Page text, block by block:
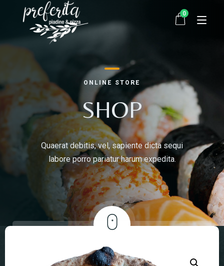
Startseite
Bestellen
Über uns
Kontakt
0
ONLINE STORE
SHOP
Quaerat debitis, vel, sapiente dicta sequi
labore porro pariatur harum expedita.